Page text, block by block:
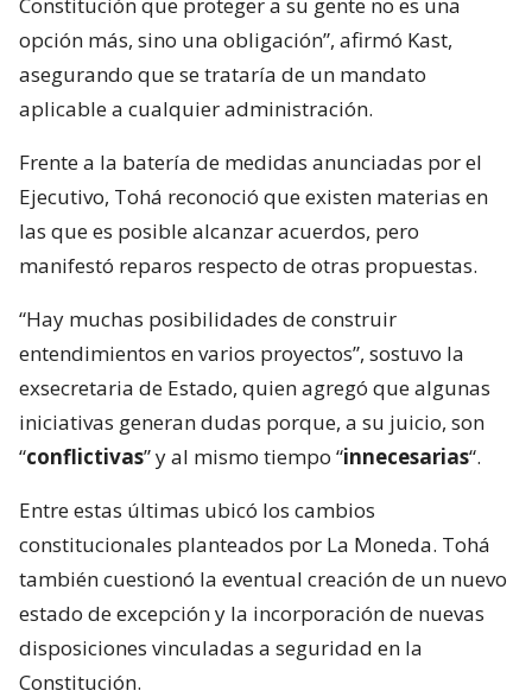
opción más, sino una obligación”, afirmó Kast,
asegurando que se trataría de un mandato
aplicable a cualquier administración.
Frente a la batería de medidas anunciadas por el
Ejecutivo, Tohá reconoció que existen materias en
las que es posible alcanzar acuerdos, pero
manifestó reparos respecto de otras propuestas.
“Hay muchas posibilidades de construir
entendimientos en varios proyectos”, sostuvo la
exsecretaria de Estado, quien agregó que algunas
iniciativas generan dudas porque, a su juicio, son
“conflictivas” y al mismo tiempo “innecesarias“.
Entre estas últimas ubicó los cambios
constitucionales planteados por La Moneda. Tohá
también cuestionó la eventual creación de un nuevo
estado de excepción y la incorporación de nuevas
disposiciones vinculadas a seguridad en la
Constitución.